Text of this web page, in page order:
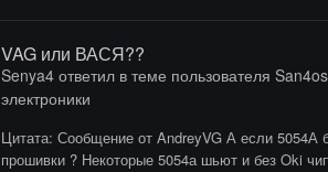
VAG или ВАСЯ??
Senya4ответил в теме пользователя San4os
электроники
Цитата: Сообщение от AndreyVG А если 5054А
прошивки ? Некоторые 5054а шьют и без Oki